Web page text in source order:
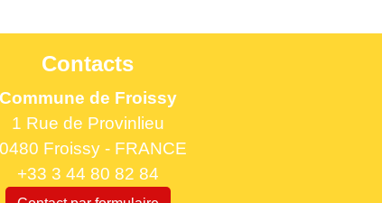
Contacts
Commune de Froissy
1 Rue de Provinlieu
Froissy - FRANCE
+33 3 44 80 82 84